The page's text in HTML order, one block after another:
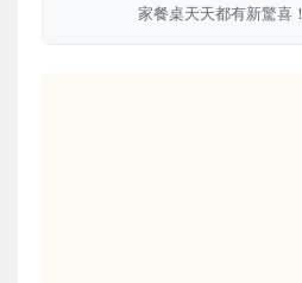
家餐桌天天都有新驚喜！